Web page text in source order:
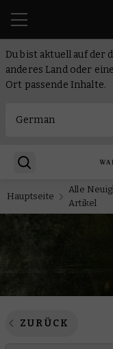
Du bist aktuell auf der
anderes Land oder
Ort passende Inhalte.
Hauptseite
Alle
Artikel
ZURÜCK